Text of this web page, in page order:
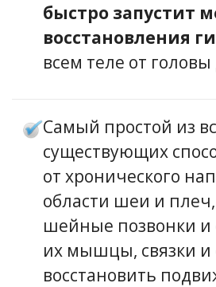
быстро запустит
восстановления
всем теле от головы
Самый простой из
существующих
от хронического
области шеи и
шейные позвонки
их мышцы, связки и
восстановить